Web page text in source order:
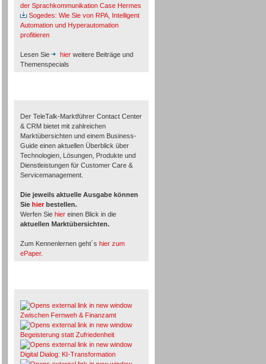
der Sprachkommunikation Case Hermes
Sogedes: Wie Sie von RPA, Intelligent
Automation und Hyperautomation
profitieren
Lesen Sie hier weitere Beiträge und
Themenspecials
Der TeleTalk-Marktführer Contact Center
& CRM bietet mit zahlreichen
Marktübersichten und einem Business-
Guide einen aktuellen Überblick über
Technologien, Lösungen, Produkte und
Dienstleistungen für Customer Care &
Servicemanagement.
Die jeweils aktuelle Ausgabe können
Sie hier bestellen.
Werfen Sie hier einen Blick in die
aktuellen Marktübersichten.
Zum Kennenlernen geht´s hier zum
ePaper.
Zwischen Fernweh & Finanzamt
Begeisterung statt Zufriedenheit
Digital Dialog: KI-Transformation